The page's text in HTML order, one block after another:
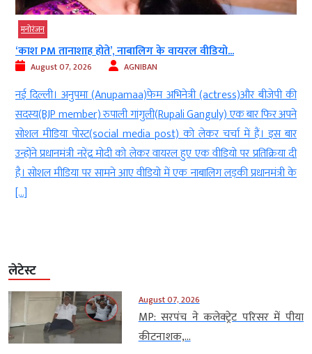
मनोरंजन
‘काश PM तानाशाह होते’, नाबालिग के वायरल वीडियो...
August 07, 2026 AGNIBAN
नई दिल्ली। अनुपमा (Anupamaa)फेम अभिनेत्री (actress)और बीजेपी की
सदस्य(BJP member) रुपाली गांगुली(Rupali Ganguly) एक बार फिर अपने
सोशल मीडिया पोस्ट(social media post) को लेकर चर्चा में हैं। इस बार
उन्होंने प्रधानमंत्री नरेंद्र मोदी को लेकर वायरल हुए एक वीडियो पर प्रतिक्रिया दी
है। सोशल मीडिया पर सामने आए वीडियो में एक नाबालिग लड़की प्रधानमंत्री के
[…]
लेटेस्ट
August 07, 2026
MP: सरपंच ने कलेक्ट्रेट परिसर में पीया
कीटनाशक,...